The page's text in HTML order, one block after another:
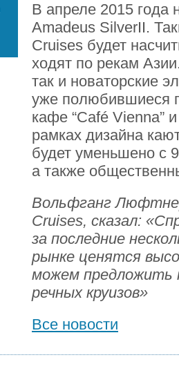
В апреле 2015 года
Amadeus SilverII.
Cruises будет
ходят по рекам
так и новаторские
уже полюбившиеся
кафе “Café Vienna”
рамках дизайна
будет уменьшено с
а также
Вольфганг
Cruises, сказал:
за последние
рынке ценятся
можем предложить
речных круизов»
Все новости